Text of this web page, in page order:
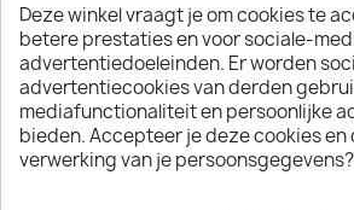
Exclusief belasting
Netsnoer C20 naar C19 blauw 1,2 m
Aantal
 IN WINKELWAGEN
Deze winkel vraagt je om cookies te
betere prestaties en voor sociale-
advertentiedoeleinden. Er worden
advertentiecookies van derden
mediafunctionaliteit en persoonlijke
bieden. Accepteer je deze cookies
verwerking van je persoonsgegevens?